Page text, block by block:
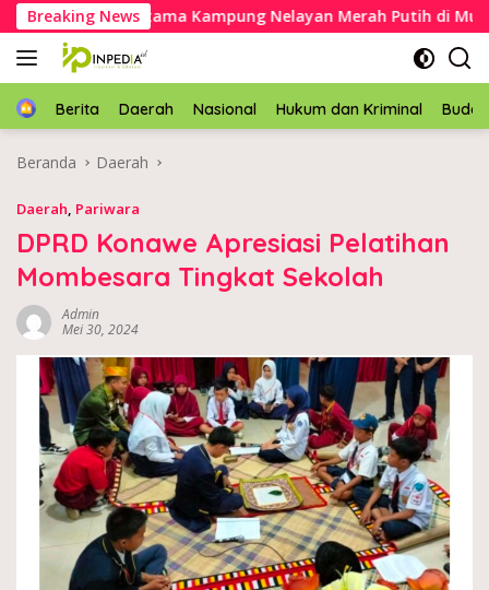
Langsung
ke
konten
Breaking News
pertama Kampung Nelayan Merah Putih di Muara Sampara
HomeBerita Daerah Nasional Hukum dan Kriminal
Beranda Daerah
Daerah, Pariwara
DPRD Konawe Apresiasi Pelatihan
Mombesara Tingkat Sekolah
Admin
Mei 30, 2024